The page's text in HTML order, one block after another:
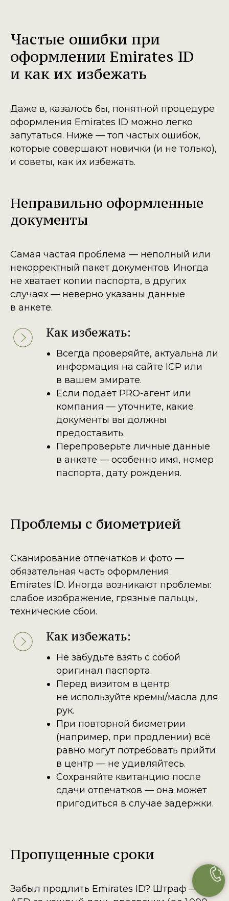
Частые ошибки при
оформлении Emirates ID
и как их избежать
Даже в, казалось бы, понятной процедуре
оформления Emirates ID можно легко
запутаться. Ниже — топ частых ошибок,
которые совершают новички (и не только),
и советы, как их избежать.
Неправильно оформленные
документы
Самая частая проблема — неполный или
некорректный пакет документов. Иногда
не хватает копии паспорта, в других
случаях — неверно указаны данные
в анкете.
Как избежать:
Всегда проверяйте, актуальна ли
информация на сайте ICP или
в вашем эмирате.
Если подаёт PRO-агент или
компания — уточните, какие
документы вы должны
предоставить.
Перепроверьте личные данные
в анкете — особенно имя, номер
паспорта, дату рождения.
Проблемы с биометрией
Сканирование отпечатков и фото —
обязательная часть оформления
Emirates ID. Иногда возникают проблемы:
слабое изображение, грязные пальцы,
технические сбои.
Как избежать:
Не забудьте взять с собой
оригинал паспорта.
Перед визитом в центр
не используйте кремы/масла для
рук.
При повторной биометрии
(например, при продлении) всё
равно могут потребовать прийти
в центр — не удивляйтесь.
Сохраняйте квитанцию после
сдачи отпечатков — она может
пригодиться в случае задержки.
Пропущенные сроки
Забыл продлить Emirates ID? Штраф — 20